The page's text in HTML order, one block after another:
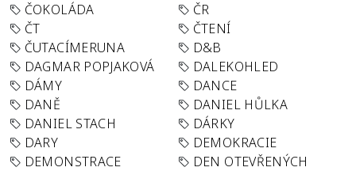
ČOKOLÁDA
ČR
ČT
ČTENÍ
ČUTACÍMERUNA
D&B
DAGMAR POPJAKOVÁ
DALEKOHLED
DÁMY
DANCE
DANĚ
DANIEL HŮLKA
DANIEL STACH
DÁRKY
DARY
DEMOKRACIE
DEMONSTRACE
DEN OTEVŘENÝCH